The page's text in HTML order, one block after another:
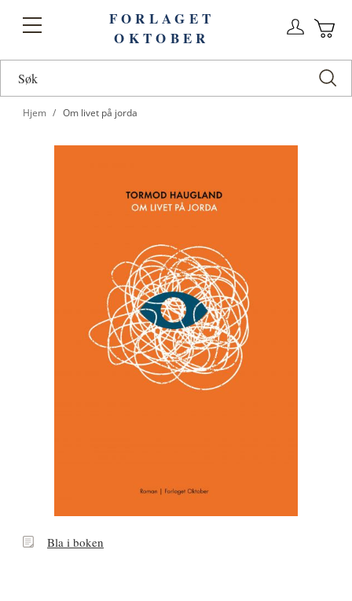
Toggle
FORLAGET
OKTOBER
Hjem Om livet på jorda
BlaBla i boken